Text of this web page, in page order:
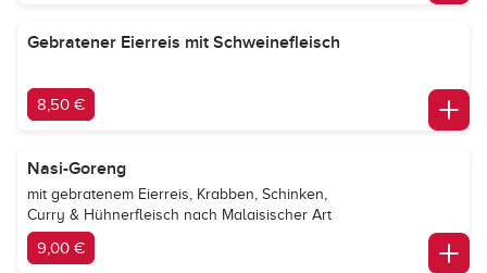
Gebratener Eierreis mit Schweinefleisch
8,50 €
Nasi-Goreng
mit gebratenem Eierreis, Krabben, Schinken,
Curry & Hühnerfleisch nach Malaisischer Art
9,00 €